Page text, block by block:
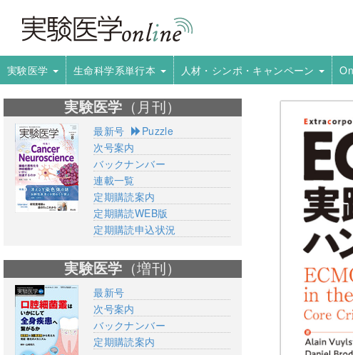
実験医学 生命科学系単行本 人材・シンポ・キャンペーン
実験医学 （月刊）
最新号
Puzzle
次号案内
バックナンバー
連載一覧
定期購読案内
定期購読WEB版
定期購読申込状況
実験医学 （増刊）
最新号
次号案内
バックナンバー
定期購読案内